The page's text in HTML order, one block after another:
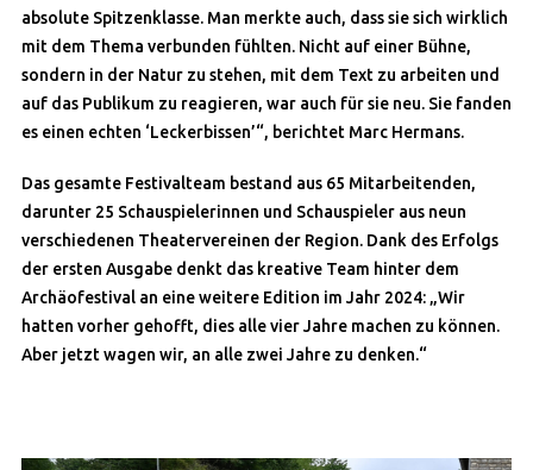
absolute Spitzenklasse. Man merkte auch, dass sie sich wirklich
mit dem Thema verbunden fühlten. Nicht auf einer Bühne,
sondern in der Natur zu stehen, mit dem Text zu arbeiten und
auf das Publikum zu reagieren, war auch für sie neu. Sie fanden
es einen echten ‘Leckerbissen’“, berichtet Marc Hermans.
Das gesamte Festivalteam bestand aus 65 Mitarbeitenden,
darunter 25 Schauspielerinnen und Schauspieler aus neun
verschiedenen Theatervereinen der Region. Dank des Erfolgs
der ersten Ausgabe denkt das kreative Team hinter dem
Archäofestival an eine weitere Edition im Jahr 2024: „Wir
hatten vorher gehofft, dies alle vier Jahre machen zu können.
Aber jetzt wagen wir, an alle zwei Jahre zu denken.“